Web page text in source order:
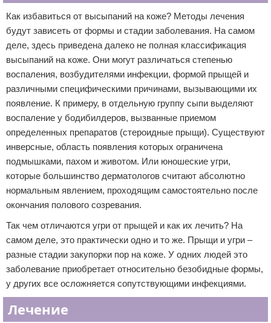
Как избавиться от высыпаний на коже? Методы лечения
будут зависеть от формы и стадии заболевания. На самом
деле, здесь приведена далеко не полная классификация
высыпаний на коже. Они могут различаться степенью
воспаления, возбудителями инфекции, формой прыщей и
различными специфическими причинами, вызывающими их
появление. К примеру, в отдельную группу сыпи выделяют
воспаление у бодибилдеров, вызванные приемом
определенных препаратов (стероидные прыщи). Существуют
инверсные, область появления которых ограничена
подмышками, пахом и животом. Или юношеские угри,
которые большинство дерматологов считают абсолютно
нормальным явлением, проходящим самостоятельно после
окончания полового созревания.
Так чем отличаются угри от прыщей и как их лечить? На
самом деле, это практически одно и то же. Прыщи и угри –
разные стадии закупорки пор на коже. У одних людей это
заболевание приобретает относительно безобидные формы,
у других все осложняется сопутствующими инфекциями.
Лечение